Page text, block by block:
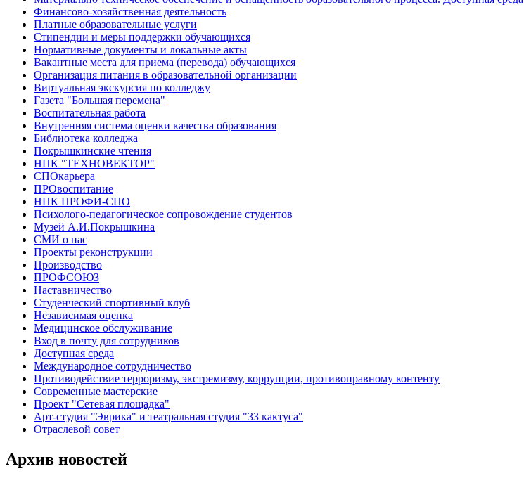
Финансово-хозяйственная деятельность
Платные образовательные услуги
Стипендии и меры поддержки обучающихся
Нормативные документы и локальные акты
Вакантные места для приема (перевода) обучающихся
Организация питания в образовательной организации
Виртуальная экскурсия по колледжу
Газета "Большая перемена"
Воспитательная работа
Внутренняя система оценки качества образования
Библиотека колледжа
Покрышкинские чтения
НПК "ТЕХНОВЕКТОР"
СПОкарьера
ПРОвоспитание
НПК ПРОФИ-СПО
Психолого-педагогическое сопровождение студентов
Музей А.И.Покрышкина
СМИ о нас
Проекты реконструкции
Производство
ПРОФСОЮЗ
Наставничество
Студенческий спортивный клуб
Независимая оценка
Медицинское обслуживание
Вход в почту для сотрудников
Доступная среда
Международное сотрудничество
Противодействие терроризму, экстремизму, коррупции, противоправному контенту
Современные мастерские
Проект "Сетевая площадка"
Арт-студия "Эврика" и театральная студия "33 кактуса"
Отраслевой совет
Архив новостей